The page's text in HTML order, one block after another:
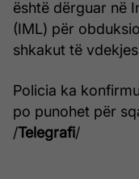
është dërguar në
(IML) për
shkakut të
Policia ka
po punohet për
/Telegrafi/